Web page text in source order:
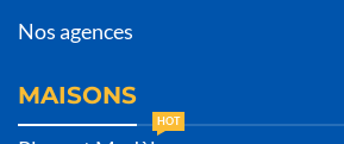
Nos agences
MAISONS
HOT